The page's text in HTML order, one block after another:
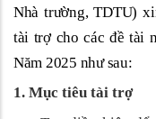
Nhà trường, TDTU)
tài trợ cho các đề tài
Năm 2025 như sau:
1. Mục tiêu tài trợ